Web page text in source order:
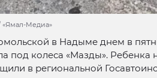
«Ямал-Медиа»
в Надыме днем в
под колеса «Мазды». Ребенка
в региональной